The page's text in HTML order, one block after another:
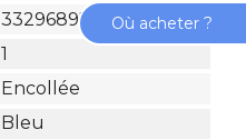
3329689759670
1
Encollée
Bleu
Où acheter ?